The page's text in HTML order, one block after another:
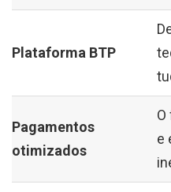
Plataforma BTP
Pagamentos
otimizados
e